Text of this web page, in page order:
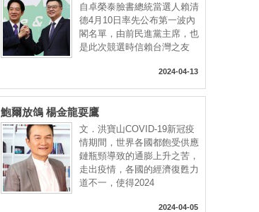
自卓榮泰臉書總統當選人賴清
德4月10日率先公布第一波內
閣名單，由前民進黨主席，也
是此次競選時信賴台灣之友
2024-04-13
鮑爾放鴿 楊金龍耍鷹
文．洪寶山COVID-19新冠疫
情期間，世界各國都飽受供應
鏈瓶頸導致的通膨上升之苦，
走出疫情，各國的經濟復甦力
道不一，使得2024
2024-04-05